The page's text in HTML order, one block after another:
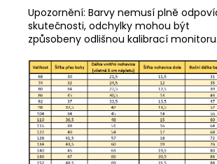
Upozornění: Barvy nemusí plně
skutečnosti, odchylky mohou být
způsobeny odlišnou kalibrací monitoru.